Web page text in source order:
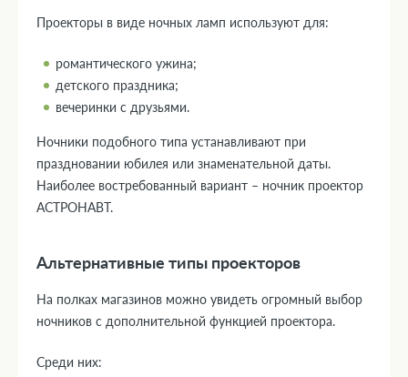
Проекторы в виде ночных ламп используют для:
романтического ужина;
детского праздника;
вечеринки с друзьями.
Ночники подобного типа устанавливают при
праздновании юбилея или знаменательной даты.
Наиболее востребованный вариант – ночник проектор
АСТРОНАВТ.
Альтернативные типы проекторов
На полках магазинов можно увидеть огромный выбор
ночников с дополнительной функцией проектора.
Среди них: